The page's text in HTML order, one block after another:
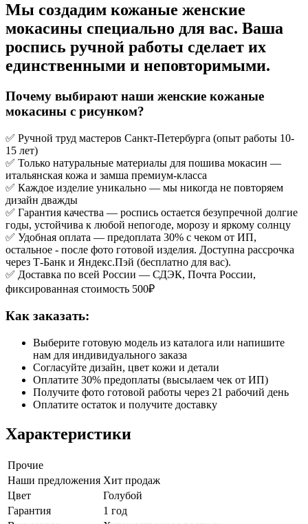
Мы создадим кожаные женские
мокасины специально для вас. Ваша
роспись ручной работы сделает их
единственными и неповторимыми.
Почему выбирают наши женские кожаные
мокасины с рисунком?
✅ Ручной труд мастеров Санкт-Петербурга (опыт работы 10-
15 лет)
✅ Только натуральные материалы для пошива мокасин —
итальянская кожа и замша премиум-класса
✅ Каждое изделие уникально — мы никогда не повторяем
дизайн дважды
✅ Гарантия качества — роспись остается безупречной долгие
годы, устойчива к любой непогоде, морозу и яркому солнцу
✅ Удобная оплата — предоплата 30% с чеком от ИП,
остальное - после фото готовой изделия. Доступна рассрочка
через Т-Банк и Яндекс.Пэй (бесплатно для вас).
✅ Доставка по всей России — СДЭК, Почта России,
фиксированная стоимость 500₽
Как заказать:
Выберите готовую модель из каталога или напишите
нам для индивидуального заказа
Согласуйте дизайн, цвет кожи и детали
Оплатите 30% предоплаты (высылаем чек от ИП)
Получите фото готовой работы через 21 рабочий день
Оплатите остаток и получите доставку
Характеристики
Прочие
Наши предложения Хит продаж
Цвет
Голубой
Гарантия
1 год